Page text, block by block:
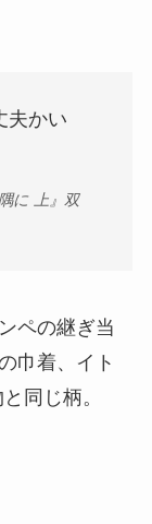
夫かい
に 上』双
ペの継ぎ当
巾着、イト
同じ柄。